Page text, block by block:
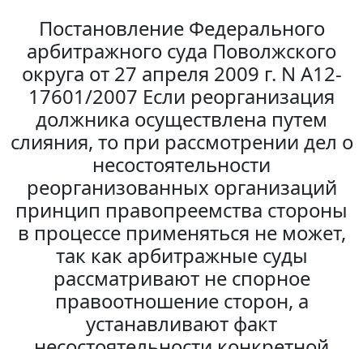
Постановление Федерального
арбитражного суда Поволжского
округа от 27 апреля 2009 г. N А12-
17601/2007 Если реорганизация
должника осуществлена путем
слияния, то при рассмотрении дел о
несостоятельности
реорганизованных организаций
принцип правопреемства стороны
в процессе применяться не может,
так как арбитражные суды
рассматривают не спорное
правоотношение сторон, а
устанавливают факт